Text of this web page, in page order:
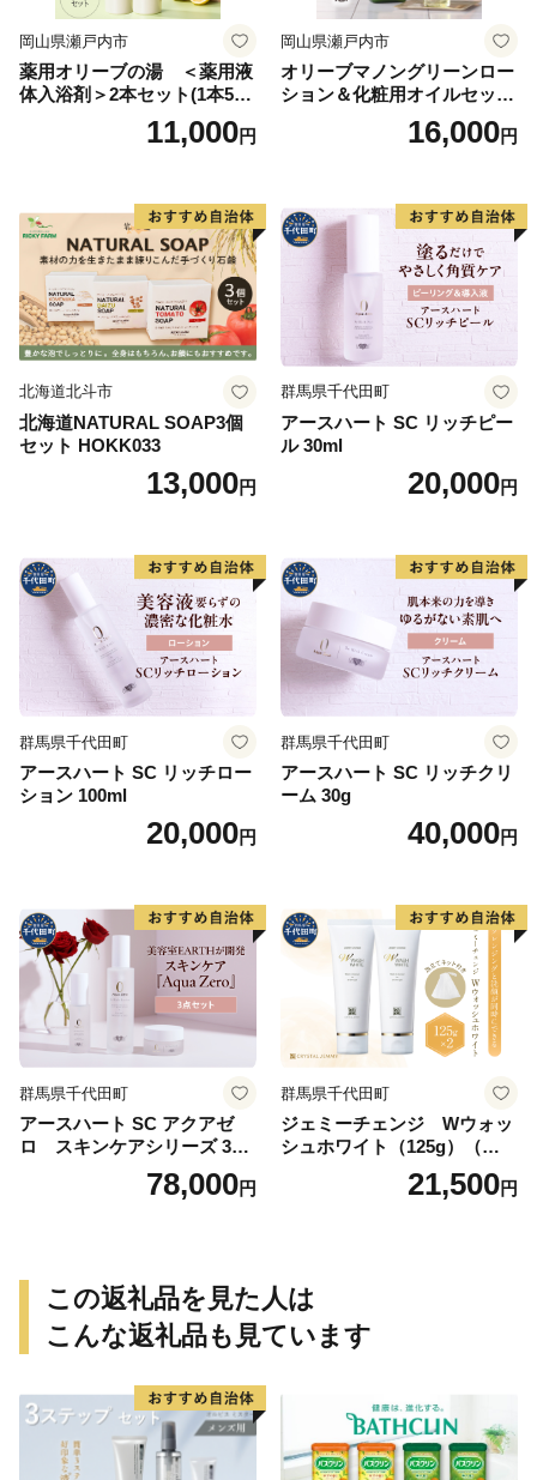
岡山県瀬戸内市
薬用オリーブの湯 ＜薬用液
体入浴剤＞2本セット(1本500
11,000円
岡山県瀬戸内市
オリーブマノングリーンロー
ション＆化粧用オイルセット
美容グッズ スキンケア 化粧
16,000円
北海道北斗市
北海道NATURAL SOAP3個
セット HOKK033
13,000円
群馬県千代田町
アースハート SC リッチピー
ル 30ml
20,000円
群馬県千代田町
アースハート SC リッチロー
ション 100ml
20,000円
群馬県千代田町
アースハート SC リッチクリ
ーム 30g
40,000円
群馬県千代田町
アースハート SC アクアゼ
ロ スキンケアシリーズ 3点
78,000円
群馬県千代田町
ジェミーチェンジ Wウォッ
シュホワイト（125g）（泡立
てネット付）×2本 群馬県 千
21,500円
この返礼品を見た人は
こんな返礼品も見ています